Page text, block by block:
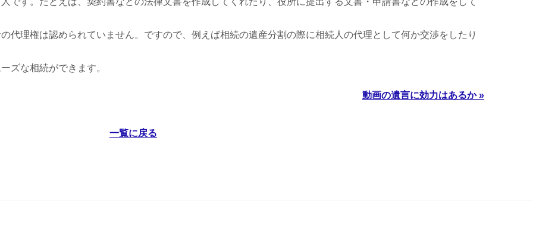
代理権は認められていません。ですので、例えば相続の遺産分割の際に相続人の代理として何か交渉をしたり
ズな相続ができます。
動画の遺言に効力はあるか »
一覧に戻る